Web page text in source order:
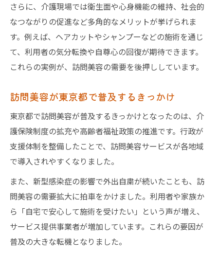
る
家族も安心できる訪問美容の導入ポイント
東京都で広がる訪問美容の最新動向を解説
東京都の訪問美容市場が拡大する要因
最新の訪問美容サービスの特徴と傾向
訪問美容の新しい取り組みや事例に注目
今後期待される訪問美容の進化ポイント
利用者目線で見る訪問美容のメリットとは
訪問美容の利用者が感じる最大の魅力
訪問美容で得られる安心感と心の安定
利用者が実感する訪問美容の利便性とは
訪問美容が生活リズムに与える好影響
訪問美容の利用者満足度を高める要素
さらに、介護現場では衛生面や心身機能の維持、社会的
なつながりの促進など多角的なメリットが挙げられま
す。例えば、ヘアカットやシャンプーなどの施術を通じ
て、利用者の気分転換や自尊心の回復が期待できます。
これらの実例が、訪問美容の需要を後押ししています。
訪問美容が東京都で普及するきっかけ
東京都で訪問美容が普及するきっかけとなったのは、介
護保険制度の拡充や高齢者福祉政策の推進です。行政が
支援体制を整備したことで、訪問美容サービスが各地域
で導入されやすくなりました。
また、新型感染症の影響で外出自粛が続いたことも、訪
問美容の需要拡大に拍車をかけました。利用者や家族か
ら「自宅で安心して施術を受けたい」という声が増え、
サービス提供事業者が増加しています。これらの要因が
普及の大きな転機となりました。